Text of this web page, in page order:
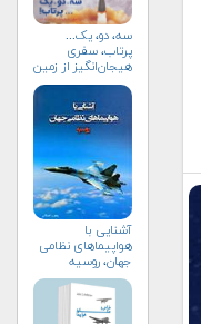
سه، دو، یک...
پرتاب، سفری
هیجان‌انگیز از زمین
به فضا (+خرید)
آشنایی با
هواپیماهای نظامی
جهان، روسیه